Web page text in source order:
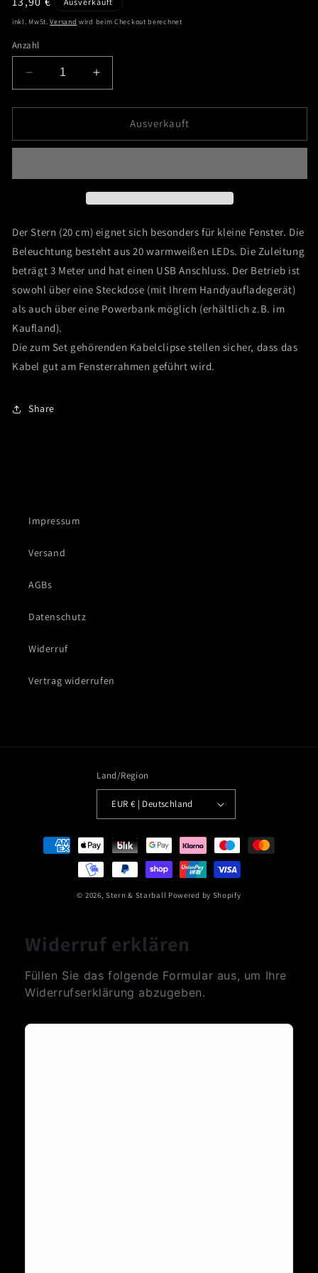
Preis
inkl. MwSt.Versand wird beim Checkout berechnet
Anzahl
Verringere
die
Menge
Gold-
(20
Erhöhe
die
Menge
Gold-
(20
Ausverkauft
Der Stern (20 cm) eignet sich besonders für kleine Fenster. Die
Beleuchtung besteht aus 20 warmweißen LEDs. Die Zuleitung
beträgt 3 Meter und hat einen USB Anschluss. Der Betrieb ist
sowohl über eine Steckdose (mit Ihrem Handyaufladegerät)
als auch über eine Powerbank möglich (erhältlich z.B. im
Kaufland).
Die zum Set gehörenden Kabelclipse stellen sicher, dass das
Kabel gut am Fensterrahmen geführt wird.
Share
Impressum
Versand
AGBs
Datenschutz
Widerruf
Vertrag widerrufen
Land/Region
EUR € | Deutschland
Zahlungsmethoden
© 2026,Stern & Starball Powered by Shopify
Widerruf erklären
Füllen Sie das folgende Formular aus, um Ihre
Widerrufserklärung abzugeben.